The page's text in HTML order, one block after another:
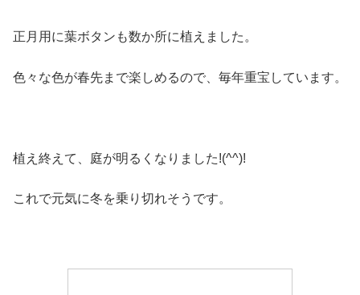
正月用に葉ボタンも数か所に植えました。
色々な色が春先まで楽しめるので、毎年重宝しています。
植え終えて、庭が明るくなりました!(^^)!
これで元気に冬を乗り切れそうです。